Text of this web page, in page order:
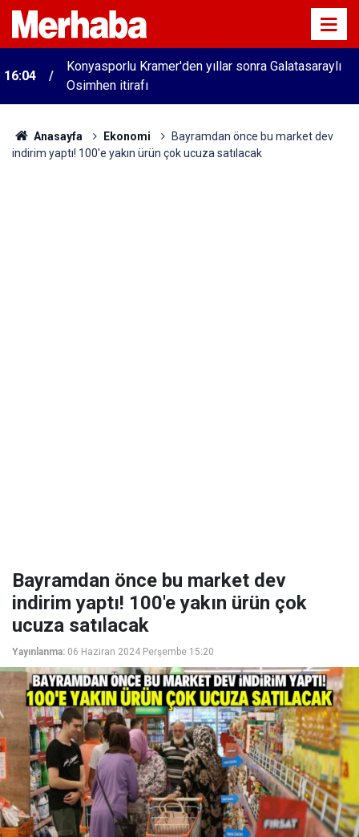
16:04
Konyasporlu Kramer'den yıllar sonra Galatasaraylı
Osimhen itirafı
Anasayfa Ekonomi
Bayramdan önce bu market dev
indirim yaptı! 100'e yakın ürün çok ucuza satılacak
Bayramdan önce bu market dev
indirim yaptı! 100'e yakın ürün çok
ucuza satılacak
Yayınlanma: 06 Haziran 2024 Perşembe 15:20